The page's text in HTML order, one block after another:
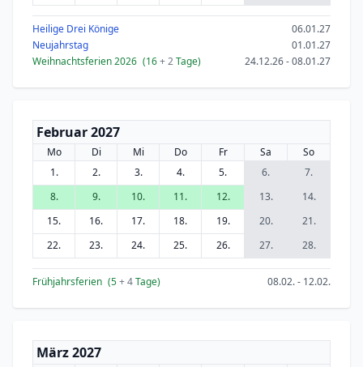
Heilige Drei Könige
06.01.27
Neujahrstag
01.01.27
Weihnachtsferien 2026 (16+ 2Tage) 24.12.26 - 08.01.27
Februar 2027
Mo Di Mi Do Fr Sa
So
1.
2. 3. 4. 5. 6.
7.
8.
9. 10. 11. 12. 13.
14.
15.
16. 17. 18. 19. 20.
21.
22.
23. 24. 25. 26. 27. 28.
Frühjahrsferien (5+ 4Tage) 08.02. - 12.02.
März 2027